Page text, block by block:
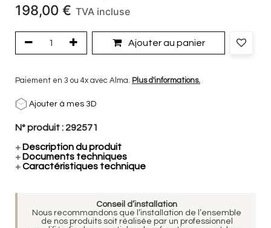
198,00 € TVA incluse
Ajouter au panier
Paiement en 3 ou 4x avec Alma. Plus d'informations.
Ajouter à mes 3D
N° produit : 292571
+ Description du produit
+ Documents techniques
+Caractéristiques technique
Conseil d’installation
Nous recommandons que l’installation de l’ensemble
de nos produits soit réalisée par un professionnel